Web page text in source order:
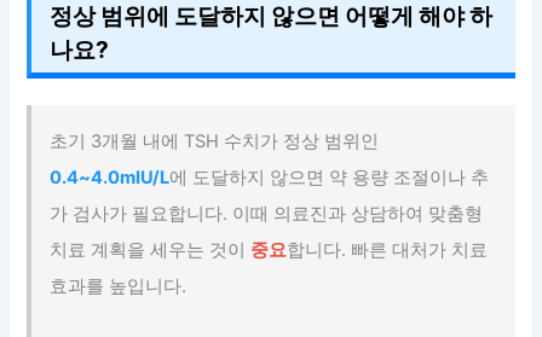
정상 범위에 도달하지 않으면 어떻게 해야 하
나요?
초기 3개월 내에 TSH 수치가 정상 범위인
0.4~4.0mIU/L에 도달하지 않으면 약 용량 조절이나 추
가 검사가 필요합니다. 이때 의료진과 상담하여 맞춤형
치료 계획을 세우는 것이 중요합니다. 빠른 대처가 치료
효과를 높입니다.